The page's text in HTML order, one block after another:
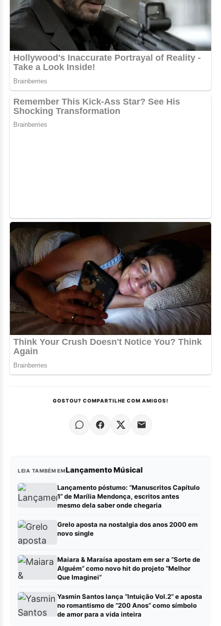
GOSTOU? COMPARTILHE COM AMIGOS!
LEIA TAMBÉM EMLançamento Músical
Lançamento póstumo: “Manuscritos Capítulo
1” de Marília Mendonça, escritos antes
mesmo dela saber onde chegaria
Grelo aposta na nostalgia dos anos 2000 em
novo single
Maiara & Maraísa apostam em ser a “Sorte de
Alguém” como novo hit do projeto “Melhor
Que Imaginei”
Yasmin Santos lança “Intuição Vol.2” e aposta
no romantismo de “200 Anos” como símbolo
de amor para a vida inteira